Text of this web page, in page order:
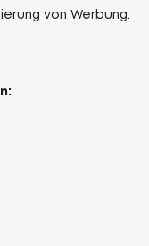
von Werbung.